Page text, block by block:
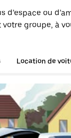
d’espace ou
groupe, à
Location de